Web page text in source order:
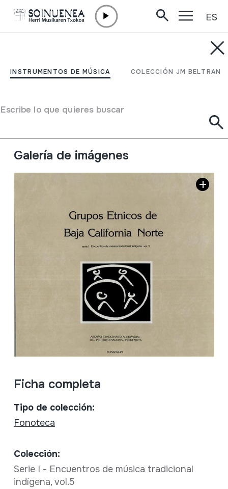
INSTRUMENTOS DE MÚSICA COLECCIÓN JM BELTRAN
Escribe lo que quieres buscar
ES
GRUPOS ETNICOS DE
NORTE
Galería de imágenes
Ficha completa
Tipo de colección:
Fonoteca
Colección:
Serie I - Encuentros de música tradicional
indígena, vol.5